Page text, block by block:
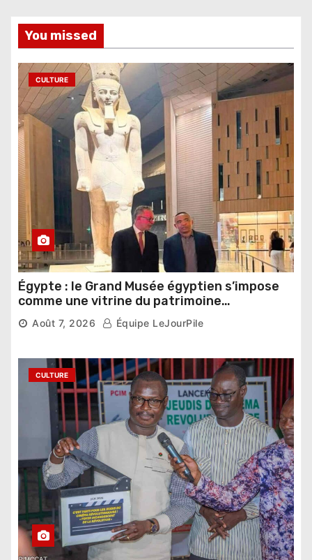
You missed
CULTURE
Égypte : le Grand Musée égyptien s’impose
comme une vitrine du patrimoine
pharaonique auprès des dirigeants
étrangers
Août 7, 2026 Équipe LeJourPile
CULTURE